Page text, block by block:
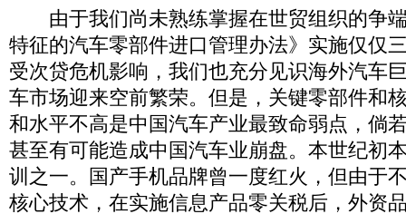
由于我们尚未熟练掌握在世贸组织的争
特征的汽车零部件进口管理办法》实施仅仅
受次贷危机影响，我们也充分见识海外汽车
车市场迎来空前繁荣。但是，关键零部件和
和水平不高是中国汽车产业最致命弱点，倘
甚至有可能造成中国汽车业崩盘。本世纪初
训之一。国产手机品牌曾一度红火，但由于
核心技术，在实施信息产品零关税后，外资